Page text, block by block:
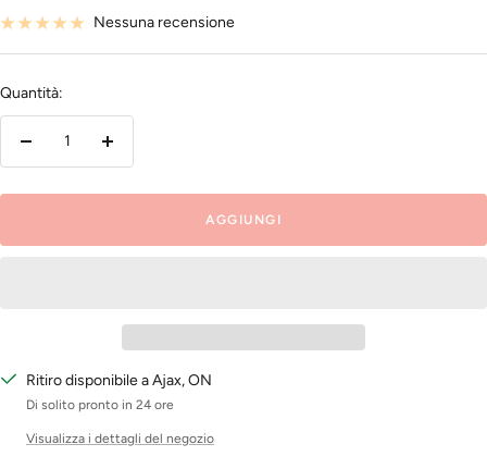
di
Nessuna recensione
Quantità:
Diminuire
Aumenta
AGGIUNGI
Ritiro disponibile a Ajax, ON
Di solito pronto in 24 ore
Visualizza i dettagli del negozio